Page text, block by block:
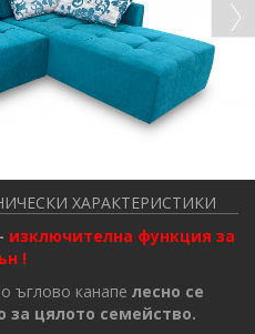
ХАРАКТЕРИСТИКИ
изключителна функция за
!
ъглово канапе лесно се
цялото семейство.